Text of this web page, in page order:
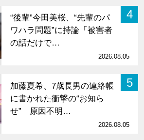
4
“後輩”今田美桜、“先輩のパ
ワハラ問題”に持論「被害者
の話だけで…
2026.08.05
5
加藤夏希、7歳長男の連絡帳
に書かれた衝撃の“お知ら
せ” 原因不明…
2026.08.05